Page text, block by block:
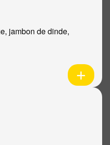
jambon de dinde,